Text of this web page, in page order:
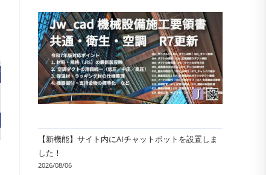
【新機能】サイト内にAIチャットボットを設置しま
した！
2026/08/06